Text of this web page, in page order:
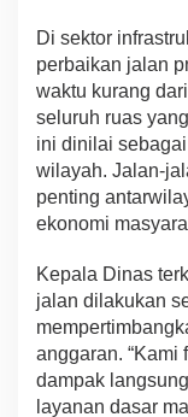
Di sektor
perbaikan jalan
waktu kurang
seluruh ruas
ini dinilai
wilayah. Jalan-
penting
ekonomi
Kepala Dinas
jalan dilakukan
anggaran. “Kami
dampak
layanan dasar